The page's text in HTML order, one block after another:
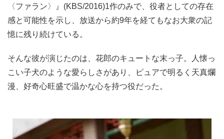
〈ファラン〉』(KBS/2016)1作のみで、役者としての存在
感と可能性を示し、放送から約9年を経てもなお大衆の記
憶に残り続けている。
そんな彼が演じたのは、花郎のキュートな末っ子。人懐っ
こい子犬のような愛らしさがあり、ピュアで明るく天真爛
漫、好奇心旺盛で温かな心を持つ役だった。